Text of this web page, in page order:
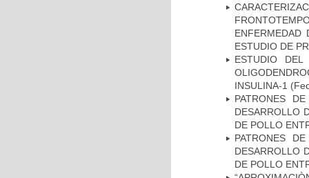
ENFERMEDAD
ESTUDIO DE
ESTUDIO
INSULINA-1
PATRONES
DESARROLLO
DE POLLO
PATRONES
DESARROLLO
DE POLLO